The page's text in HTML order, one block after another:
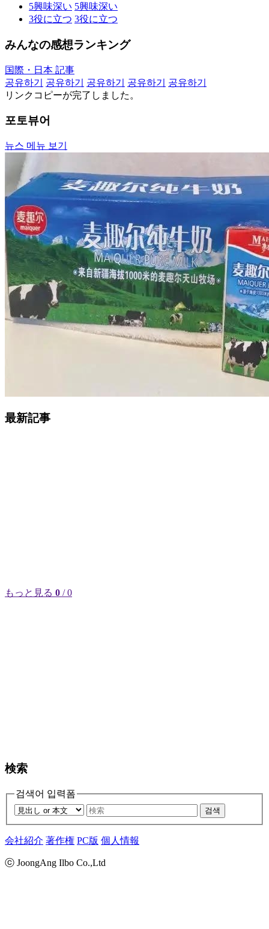
5興味深い 5興味深い
3役に立つ 3役に立つ
みんなの感想ランキング
国際・日本 記事
공유하기
공유하기 공유하기 공유하기
공유하기
リンクコピーが完了しました。
포토뷰어
뉴스 메뉴 보기
最新記事
もっと見る 0 / 0
検索
검색어 입력폼
검색
会社紹介 著作権 PC版 個人情報
ⓒ JoongAng Ilbo Co.,Ltd